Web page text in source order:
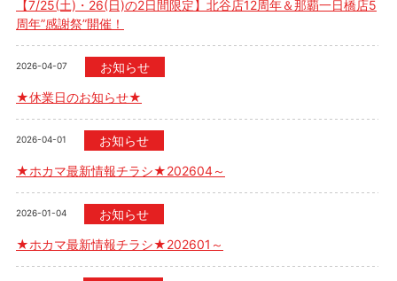
【7/25(土)・26(日)の2日間限定】北谷店12周年＆那覇一日橋店5
周年”感謝祭”開催！
2026-04-07
お知らせ
★休業日のお知らせ★
2026-04-01
お知らせ
★ホカマ最新情報チラシ★202604～
2026-01-04
お知らせ
★ホカマ最新情報チラシ★202601～